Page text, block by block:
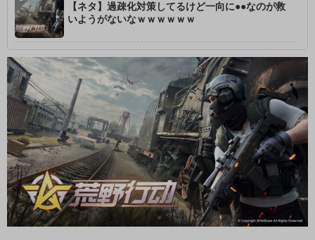
【ネタ】過疎化対策してるけど一向に●●なのが救
いようがないなｗｗｗｗｗｗ